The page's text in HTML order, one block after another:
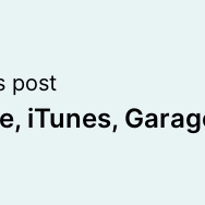
post
iTunes,